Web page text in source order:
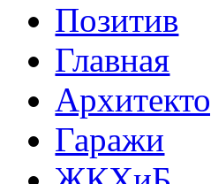
Позитив
Главная
Гаражи